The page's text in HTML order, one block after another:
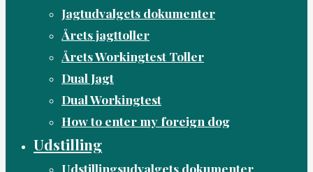
Jagtudvalgets dokumenter
Årets jagttoller
Årets Workingtest Toller
Dual Jagt
Dual Workingtest
How to enter my foreign dog
Udstilling
Udstillingsudvalgets dokumenter